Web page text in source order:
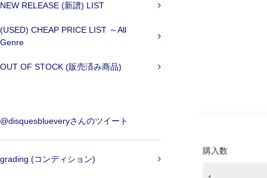
NEW RELEASE (新譜) LIST
(USED) CHEAP PRICE LIST ～All
Genre
OUT OF STOCK (販売済み商品)
@disquesblueveryさんのツイート
grading (コンディション)
購入数